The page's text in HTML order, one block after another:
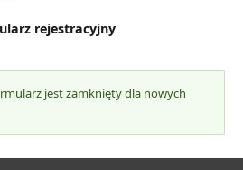
rejestracyjny
jest zamknięty dla nowych